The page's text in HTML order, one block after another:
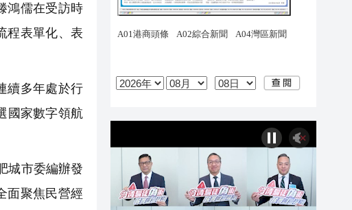
鴻儒在受訪時
程表單化、表
續多年處於行
國家數字領航
城市委編辦發
面聚焦民營經